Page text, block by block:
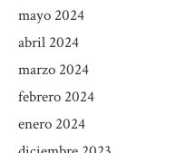
mayo 2024
abril 2024
marzo 2024
febrero 2024
enero 2024